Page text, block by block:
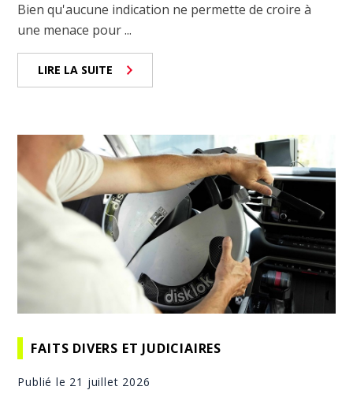
Bien qu'aucune indication ne permette de croire à
une menace pour ...
LIRE LA SUITE
FAITS DIVERS ET JUDICIAIRES
Publié le 21 juillet 2026